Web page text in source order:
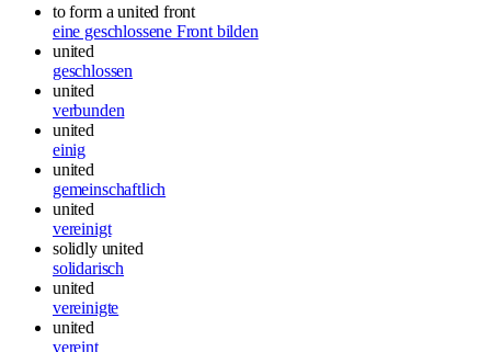
to form a united front
eine geschlossene Front bilden
united
geschlossen
united
verbunden
united
einig
united
gemeinschaftlich
united
vereinigt
solidly united
solidarisch
united
vereinigte
united
vereint